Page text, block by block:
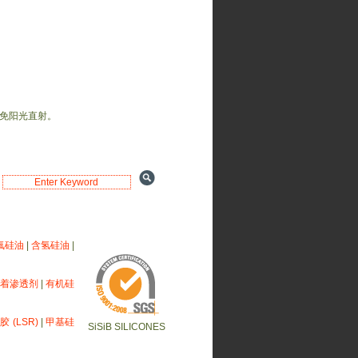
阳光直射。
硅油 含氢硅油
渗透剂 |有机硅
(LSR)| 甲基硅 SiSiB SILICONES